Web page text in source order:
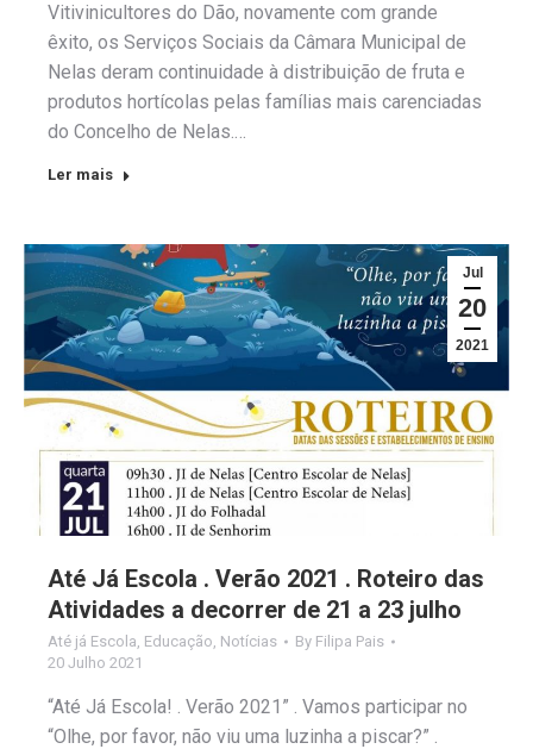
Vitivinicultores do Dão, novamente com grande
êxito, os Serviços Sociais da Câmara Municipal de
Nelas deram continuidade à distribuição de fruta e
produtos hortícolas pelas famílias mais carenciadas
do Concelho de Nelas.…
Ler mais
Jul
20
2021
Até Já Escola . Verão 2021 . Roteiro das
Atividades a decorrer de 21 a 23 julho
Até já Escola Educação Notícias By Filipa Pais
20 Julho 2021
“Até Já Escola! . Verão 2021” . Vamos participar no
“Olhe, por favor, não viu uma luzinha a piscar?” .